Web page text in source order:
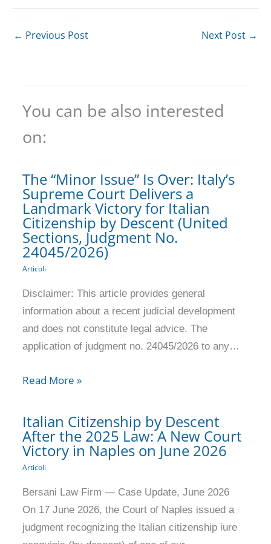
← Previous Post Next Post →
You can be also interested
on:
The “Minor Issue” Is Over: Italy’s
Supreme Court Delivers a
Landmark Victory for Italian
Citizenship by Descent (United
Sections, Judgment No.
24045/2026)
Articoli
Disclaimer: This article provides general
information about a recent judicial development
and does not constitute legal advice. The
application of judgment no. 24045/2026 to any…
Read More »
Italian Citizenship by Descent
After the 2025 Law: A New Court
Victory in Naples on June 2026
Articoli
Bersani Law Firm — Case Update, June 2026
On 17 June 2026, the Court of Naples issued a
judgment recognizing the Italian citizenship iure